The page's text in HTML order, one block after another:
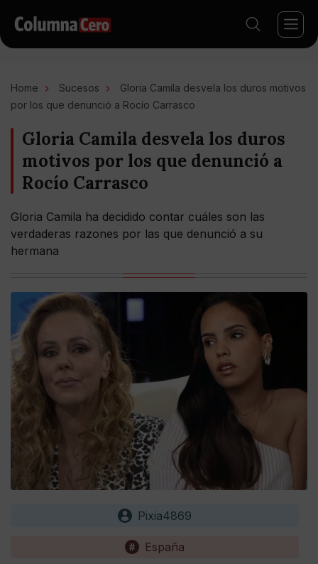
Home Sucesos
Gloria Camila desvela los duros motivos
por los que denunció a Rocío Carrasco
Gloria Camila desvela los duros
motivos por los que denunció a
Rocío Carrasco
Gloria Camila ha decidido contar cuáles son las
verdaderas razones por las que denunció a su
hermana
Pixia4869
España